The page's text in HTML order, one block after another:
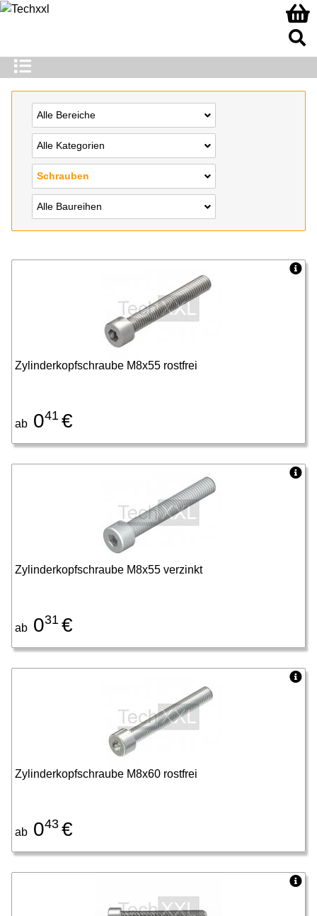
Alle Bereiche
Alle Kategorien
Schrauben
Alle Baureihen
Zylinderkopfschraube M8x55 rostfrei
ab 041 €
Zylinderkopfschraube M8x55 verzinkt
ab 031 €
Zylinderkopfschraube M8x60 rostfrei
ab 043 €